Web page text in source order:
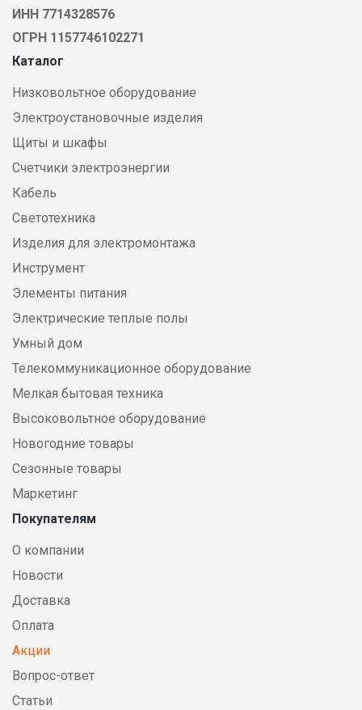
ИНН 7714328576
ОГРН 1157746102271
Каталог
Низковольтное оборудование
Электроустановочные изделия
Щиты и шкафы
Счетчики электроэнергии
Кабель
Светотехника
Изделия для электромонтажа
Инструмент
Элементы питания
Электрические теплые полы
Умный дом
Телекоммуникационное оборудование
Мелкая бытовая техника
Высоковольтное оборудование
Новогодние товары
Сезонные товары
Маркетинг
Покупателям
О компании
Новости
Доставка
Оплата
Акции
Вопрос-ответ
Статьи